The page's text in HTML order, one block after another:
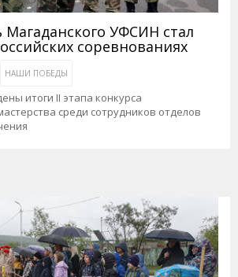
Магаданского УФСИН стал
соревнованиях
НАШИ ПОБЕДЫ
итоги II этапа конкурса
среди сотрудников отделов